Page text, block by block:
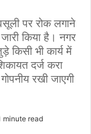
पर रोक लगाने
किया है। नगर
किसी भी कार्य में
दर्ज करा
रखी जाएगी
minute read